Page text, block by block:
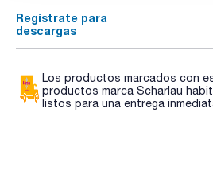
Regístrate para
descargas
Los productos marcados con
productos marca Scharlau
listos para una entrega